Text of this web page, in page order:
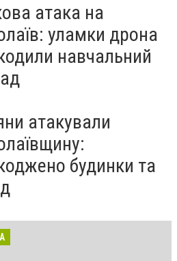
атака на
уламки дрона
навчальний
атакували
будинки та